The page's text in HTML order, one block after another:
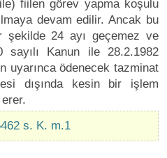
fiilen görev yapma koşulu
devam edilir. Ancak bu
şekilde 24 ayı geçemez ve
Kanun ile 28.2.1982
uyarınca ödenecek tazminat
dışında kesin bir işlem
s. K. m.1